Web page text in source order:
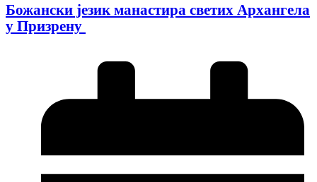
Божански језик манастира светих Архангела
у Призрену